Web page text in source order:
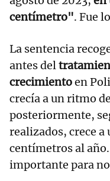
centímetro". Fue
La sentencia
antes del
crecimientoen
crecía a un ritmo
posteriormente,
realizados, crece
centímetros al
importante para